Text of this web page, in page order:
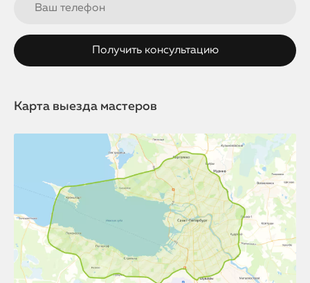
Карта выезда мастеров